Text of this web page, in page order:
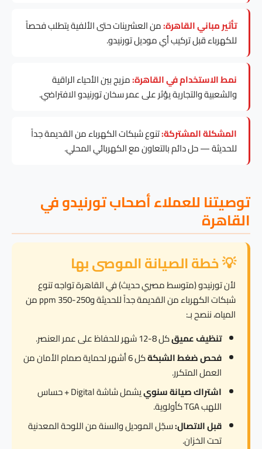
تأثير مباني القاهرة:من العشرينات حتى الألفية يتطلب فحصاً
للكهرباء قبل تركيب أي موديل تورنيدو.
نمط الاستخدام في القاهرة:مزيج بين الأحياء الراقية
والشعبية والتجارية يؤثر على عمر سخان تورنيدو الافتراضي.
المشكلة المشتركة:تنوع شبكات الكهرباء من القديمة جداً
للحديثة — حل دائم بالتعاون مع الكهربائي المحلي.
توصيتنا للعملاء أصحاب تورنيدو في
القاهرة
💡 خطة الصيانة الموصى بها
لأن تورنيدو (متوسط مصري حديث) في القاهرة تواجه تنوع
شبكات الكهرباء من القديمة جداً للحديثة و250-350 ppm من
المياه، ننصح بـ:
تنظيف عميقكل 8-12 شهر للحفاظ على عمر العنصر.
فحص ضغط الشبكة
كل 6 أشهر لحماية صمام الأمان من
العمل المتكرر.
اشتراك صيانة سنوي
يشمل شاشة Digital + حساس
اللهب TGA كأولوية.
قبل الاتصال:سجّل الموديل والسنة من اللوحة المعدنية
تحت الخزان.